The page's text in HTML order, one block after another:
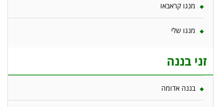
מנגו קראבאו
מנגו שלי
זני בננה
בננה אדומה